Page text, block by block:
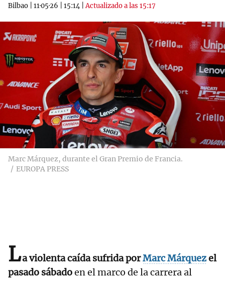
Bilbao 11·05·26 15:14 |Actualizado a las 15:17
Marc Márquez, durante el Gran Premio de Francia.
EUROPA PRESS
La violenta caída sufrida porMarc Márquezel
pasado sábadoen el marco de la carrera al